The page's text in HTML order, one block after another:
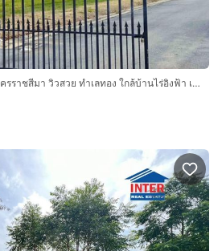
ขายที่ดิน 2 ไร่ อ.ปากช่อง จ.นครราชสีมา วิวสวย ทำเลทอง ใกล้บ้านไร่อิงฟ้า เขาใหญ่